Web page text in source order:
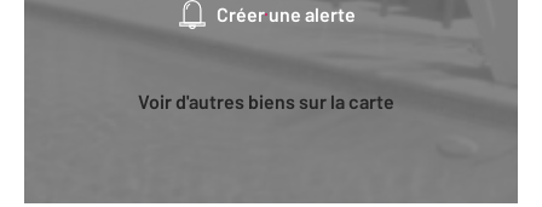
Créer une alerte
Voir d'autres biens sur la carte